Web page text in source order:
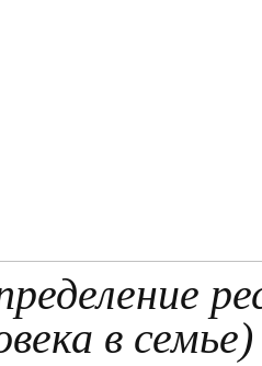
в семье)